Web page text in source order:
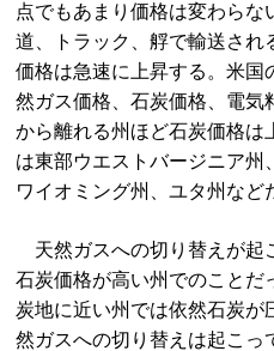
点でもあまり価格は変わら
道、トラック、艀で輸送され
価格は急速に上昇する。米国
然ガス価格、石炭価格、電気
から離れる州ほど石炭価格は
は東部ウエストバージニア州
ワイオミング州、ユタ州など
天然ガスへの切り替えが起
石炭価格が高い州でのことだ
炭地に近い州では依然石炭が
然ガスへの切り替えは起こっ